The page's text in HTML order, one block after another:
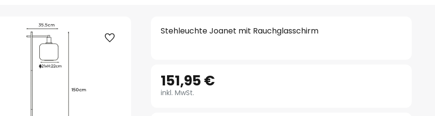
Stehleuchte Joanet mit Rauchglasschirm
151,95 €
inkl. MwSt.